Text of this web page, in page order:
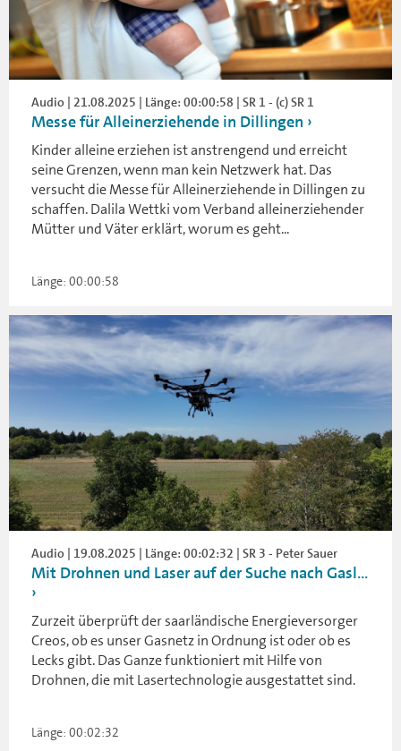
Audio | 21.08.2025 | Länge: 00:00:58 | SR 1 - (c) SR 1
Messe für Alleinerziehende in Dillingen
Kinder alleine erziehen ist anstrengend und erreicht
seine Grenzen, wenn man kein Netzwerk hat. Das
versucht die Messe für Alleinerziehende in Dillingen zu
schaffen. Dalila Wettki vom Verband alleinerziehender
Mütter und Väter erklärt, worum es geht...
Länge: 00:00:58
Audio | 19.08.2025 | Länge: 00:02:32 | SR 3 - Peter Sauer
Mit Drohnen und Laser auf der Suche nach Gasl...
Zurzeit überprüft der saarländische Energieversorger
Creos, ob es unser Gasnetz in Ordnung ist oder ob es
Lecks gibt. Das Ganze funktioniert mit Hilfe von
Drohnen, die mit Lasertechnologie ausgestattet sind.
Länge: 00:02:32